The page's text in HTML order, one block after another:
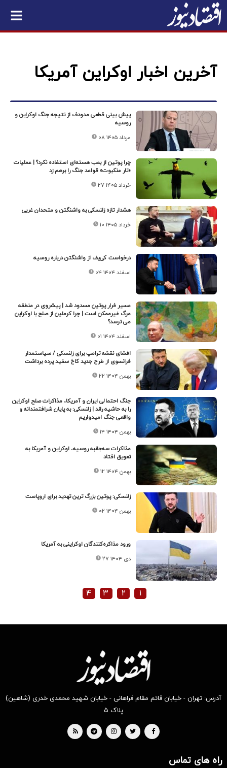
آخرین اخبار اوکراین آمریکا
پیش بینی قطعی مدودف از نتیجه جنگ اوکراین و
روسیه
۰۸ مرداد ۱۴۰۵
چرا پوتین از بمب هسته‌ای استفاده نکرد؟ | عملیات
«تار عنکبوت» قواعد جنگ را برهم زد
۲۷ خرداد ۱۴۰۵
هشدار تازه زلنسکی به واشنگتن و متحدان غربی
۱۰ خرداد ۱۴۰۵
درخواست کی‌یف از واشنگتن درباره روسیه
۰۴ اسفند ۱۴۰۴
مسیر فرار پوتین مسدود شد | پیشروی در منطقه
مرگ غیرممکن است | چرا کرملین از صلح با اوکراین
می ترسد؟
۰۱ اسفند ۱۴۰۴
افشای نقشه ترامپ برای زلنسکی / سیاستمدار
فرانسوی از طرح جدید کاخ سفید پرده برداشت
۲۲ بهمن ۱۴۰۴
جنگ احتمالی ایران و آمریکا، مذاکرات صلح اوکراین
را به حاشیه راند | زلنسکی: به پایان شرافتمندانه و
واقعی جنگ امیدواریم
۱۴ بهمن ۱۴۰۴
مذاکرات سه‌جانبه روسیه، اوکراین و آمریکا به‌
تعویق افتاد
۱۲ بهمن ۱۴۰۴
زلنسکی: پوتین بزرگ ترین تهدید برای اروپاست
۰۲ بهمن ۱۴۰۴
ورود مذاکره‌کنندگان اوکراینی به آمریکا
۲۷ دی ۱۴۰۴
۱ ۲ ۳ ۴
آدرس: تهران - خیابان قائم مقام فراهانی - خیابان شهید محمدی خدری (شاهین)
پلاک ۵
راه های تماس